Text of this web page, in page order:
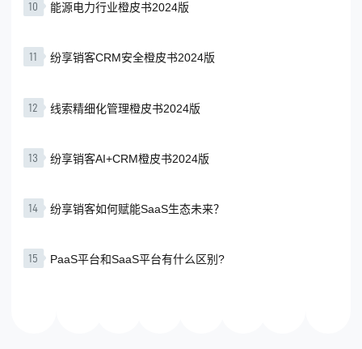
10 能源电力行业橙皮书2024版
11 纷享销客CRM安全橙皮书2024版
12 线索精细化管理橙皮书2024版
13 纷享销客AI+CRM橙皮书2024版
14 纷享销客如何赋能SaaS生态未来？
15 PaaS平台和SaaS平台有什么区别?